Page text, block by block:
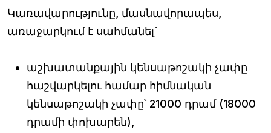
Կառավարությունը, մասնավորապես,
առաջարկում է սահմանել`
աշխատանքային կենսաթոշակի չափը
հաշվարկելու համար հիմնական
կենսաթոշակի չափը՝ 21000 դրամ (18000
դրամի փոխարեն),